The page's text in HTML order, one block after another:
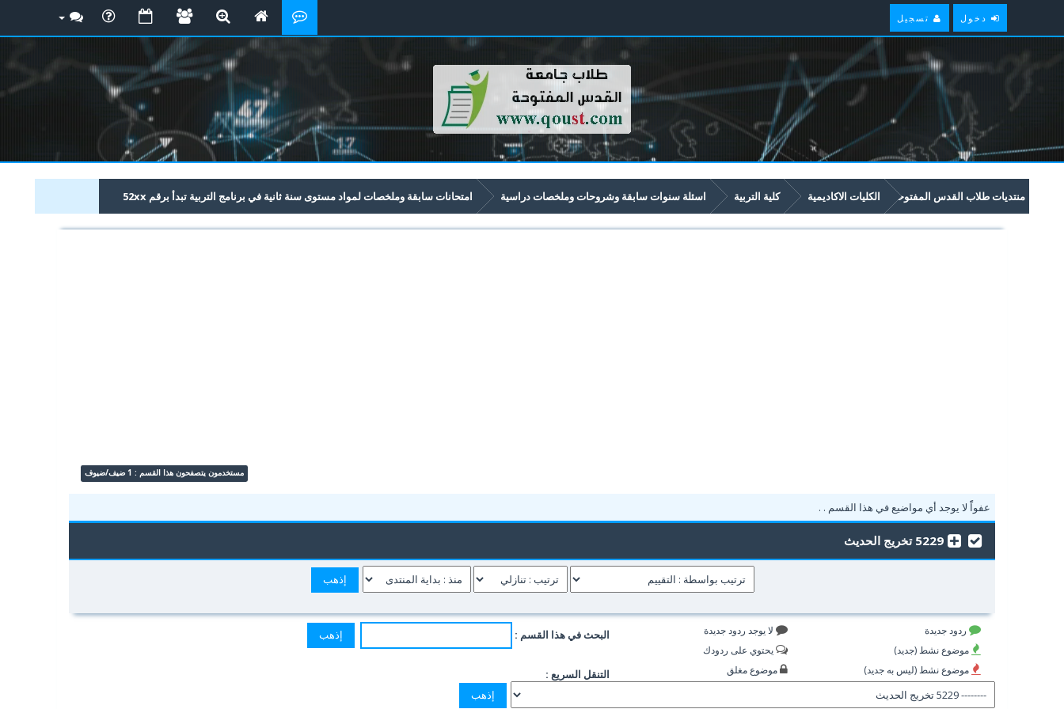
دخول تسجيل
منتديات طلاب القدس المفتوحة الكليات الاكاديمية كلية التربية اسئلة سنوات سابقة وشروحات وملخصات دراسية امتحانات سابقة وملخصات لمواد مستوى سنة ثانية في برنامج التربية تبدأ برقم 52xx
5229 تخريج الحديث
مستخدمون يتصفحون هذا القسم : 1 ضيف/ضيوف
عفواًً لا يوجد أي مواضيع في هذا القسم . .
5229 تخريج الحديث
ردود جديدة
موضوع نشط (جديد)
موضوع نشط (ليس به جديد)
لا يوجد ردود جديدة
يحتوي على ردودك
موضوع مغلق
البحث في هذا القسم :
التنقل السريع :